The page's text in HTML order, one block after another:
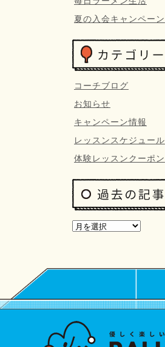
夏の入会キャンペーン
コーチブログ
お知らせ
キャンペーン情報
レッスンスケジュール
体験レッスンクーポン